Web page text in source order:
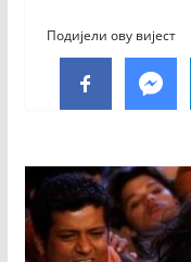
Подијели ову вијест